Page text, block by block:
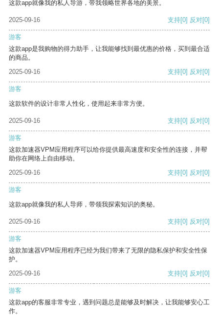
这款app就像我的私人导游，带我领略世界各地的美景。
2025-09-16 支持[0] 反对[0]
游客
这款app是我购物的得力助手，让我能够找到最优惠的价格，买到最合适
的商品。
2025-09-16
支持[0] 反对[0]
游客
这款软件的设计非常人性化，使用起来非常方便。
2025-09-16 支持[0] 反对[0]
游客
这款加速器VPM应用程序可以给你提供最高速度和安全性的连接，并帮
助你在网络上自由移动。
2025-09-16
支持[0] 反对[0]
游客
这款app就像我的私人导师，带领我探索知识的奥秘。
2025-09-16 支持[0] 反对[0]
游客
这款加速器VPM应用程序已经为我们带来了无限的隐私保护和安全性保
护。
2025-09-16
支持[0] 反对[0]
游客
这款app的客服非常专业，遇到问题总是能够及时解决，让我能够安心工
作。